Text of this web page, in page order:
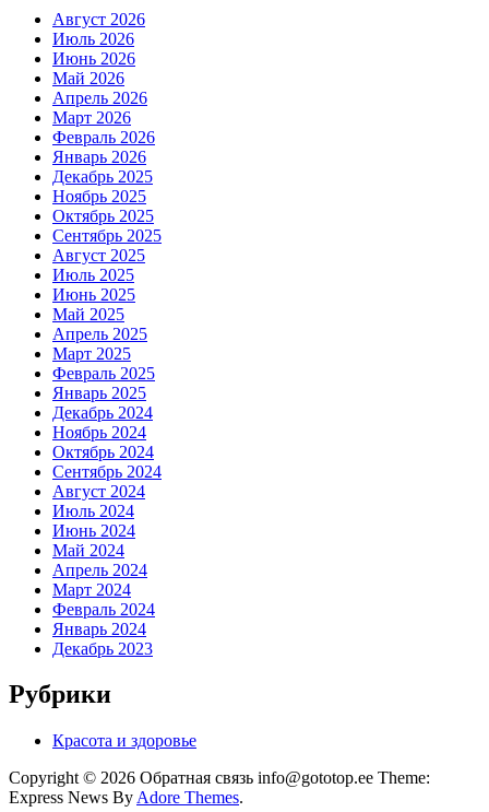
Август 2026
Июль 2026
Июнь 2026
Май 2026
Апрель 2026
Март 2026
Февраль 2026
Январь 2026
Декабрь 2025
Ноябрь 2025
Октябрь 2025
Сентябрь 2025
Август 2025
Июль 2025
Июнь 2025
Май 2025
Апрель 2025
Март 2025
Февраль 2025
Январь 2025
Декабрь 2024
Ноябрь 2024
Октябрь 2024
Сентябрь 2024
Август 2024
Июль 2024
Июнь 2024
Май 2024
Апрель 2024
Март 2024
Февраль 2024
Январь 2024
Декабрь 2023
Рубрики
Красота и здоровье
Copyright © 2026 Обратная связь info@gototop.ee Theme:
Express News By Adore Themes.